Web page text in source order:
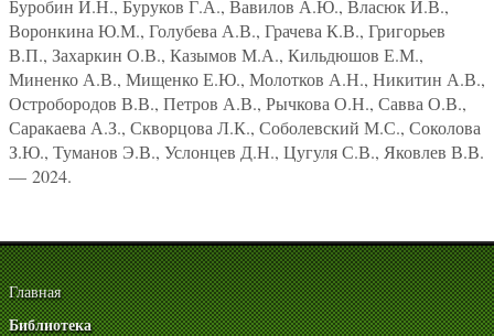
Буробин И.Н., Буруков Г.А., Вавилов А.Ю., Власюк И.В.,
Воронкина Ю.М., Голубева А.В., Грачева К.В., Григорьев
В.П., Захаркин О.В., Казымов М.А., Кильдюшов Е.М.,
Миненко А.В., Мищенко Е.Ю., Молотков А.Н., Никитин А.В.,
Остробородов В.В., Петров А.В., Рычкова О.Н., Савва О.В.,
Саракаева А.З., Скворцова Л.К., Соболевский М.С., Соколова
З.Ю., Туманов Э.В., Услонцев Д.Н., Цугуля С.В., Яковлев В.В.
— 2024.
Главная
Библиотека